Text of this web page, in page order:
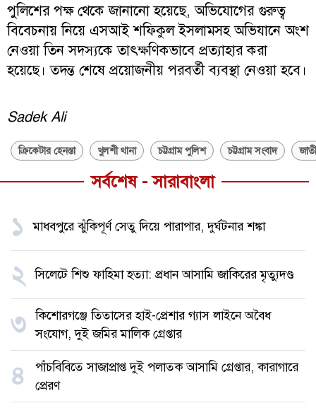
পুলিশের পক্ষ থেকে জানানো হয়েছে, অভিযোগের গুরুত্ব
বিবেচনায় নিয়ে এসআই শফিকুল ইসলামসহ অভিযানে অংশ
নেওয়া তিন সদস্যকে তাৎক্ষণিকভাবে প্রত্যাহার করা
হয়েছে। তদন্ত শেষে প্রয়োজনীয় পরবর্তী ব্যবস্থা নেওয়া হবে।
Sadek Ali
ক্রিকেটার হেনস্তা খুলশী থানা চট্টগ্রাম পুলিশ চট্টগ্রাম সংবাদ
সর্বশেষ - সারাবাংলা
১ মাধবপুরে ঝুঁকিপূর্ণ সেতু দিয়ে পারাপার, দুর্ঘটনার শঙ্কা
২ সিলেটে শিশু ফাহিমা হত্যা: প্রধান আসামি জাকিরের মৃত্যুদণ্ড
৩ কিশোরগঞ্জে তিতাসের হাই-প্রেশার গ্যাস লাইনে অবৈধ
সংযোগ, দুই জমির মালিক গ্রেপ্তার
৪
পাঁচবিবিতে সাজাপ্রাপ্ত দুই পলাতক আসামি গ্রেপ্তার, কারাগারে
প্রেরণ